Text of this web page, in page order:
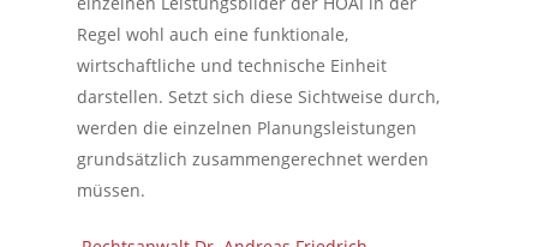
Regel wohl auch eine funktionale,
wirtschaftliche und technische Einheit
darstellen. Setzt sich diese Sichtweise durch,
werden die einzelnen Planungsleistungen
grundsätzlich zusammengerechnet werden
müssen.